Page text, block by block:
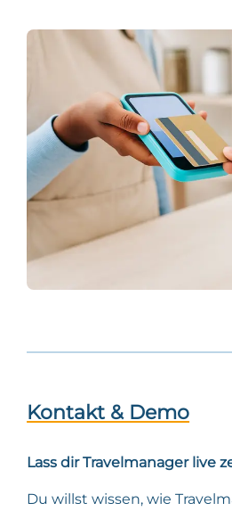
Kontakt & Demo
Lass dir Travelmanager live
Du willst wissen, wie